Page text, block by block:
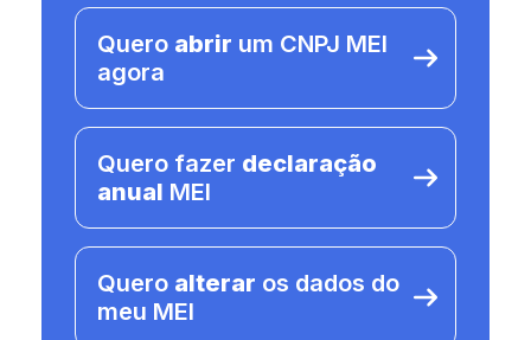
Quero abrir um CNPJ MEI
agora
Quero fazer declaração
anual MEI
Quero alterar os dados do
meu MEI